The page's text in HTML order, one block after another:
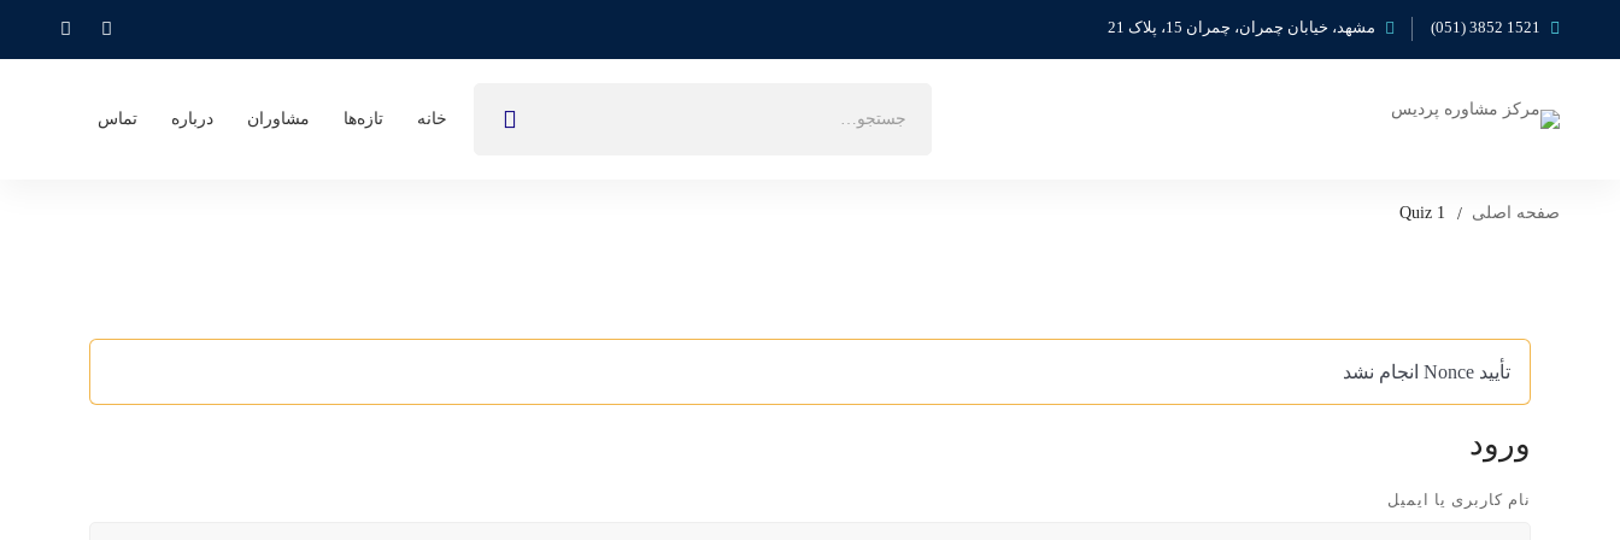
1521 3852 (051) مشهد، خیابان چمران، چمران 15، پلاک 21
خانه تازه‌ها مشاوران درباره تماس
صفحه اصلی Quiz 1
تأیید Nonce انجام نشد
ورود
نام کاربری یا ایمیل